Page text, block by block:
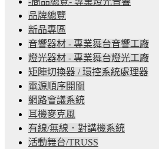
品牌總覽
新品專區
音響器材 - 專業舞台音響工廠
燈光器材 - 專業舞台燈光工廠
矩陣切換器 / 環控系統處理器
電源順序開關
網路會議系統
耳機麥克風
有線/無線．對講機系統
活動舞台/TRUSS